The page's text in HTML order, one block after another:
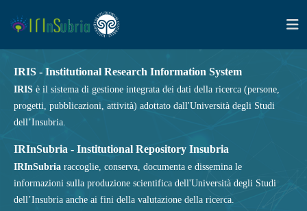
IRIS - Institutional Research Information System
IRIS è il sistema di gestione integrata dei dati della ricerca (persone,
progetti, pubblicazioni, attività) adottato dall'Università degli Studi
dell’Insubria.
IRInSubria - Institutional Repository Insubria
IRInSubria raccoglie, conserva, documenta e dissemina le
informazioni sulla produzione scientifica dell'Università degli Studi
dell’Insubria anche ai fini della valutazione della ricerca.